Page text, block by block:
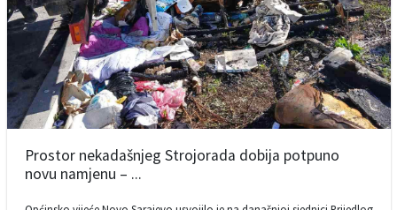
Prostor nekadašnjeg Strojorada dobija potpuno
novu namjenu – ...